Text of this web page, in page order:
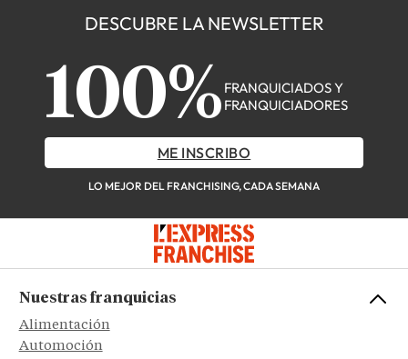
DESCUBRE LA NEWSLETTER
100% FRANQUICIADOS Y
FRANQUICIADORES
ME INSCRIBO
LO MEJOR DEL FRANCHISING, CADA SEMANA
Nuestras franquicias
Alimentación
Automoción